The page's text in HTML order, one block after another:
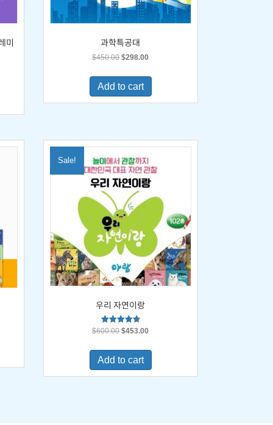
미
과학특공대
$450.00Original
was:
$450.00.
$298.00Current
is:
Add to cart
Sale!
우리 자연이랑
Rated
$600.00Original
was:
$600.00.
$453.00Current
is:
Add to cart